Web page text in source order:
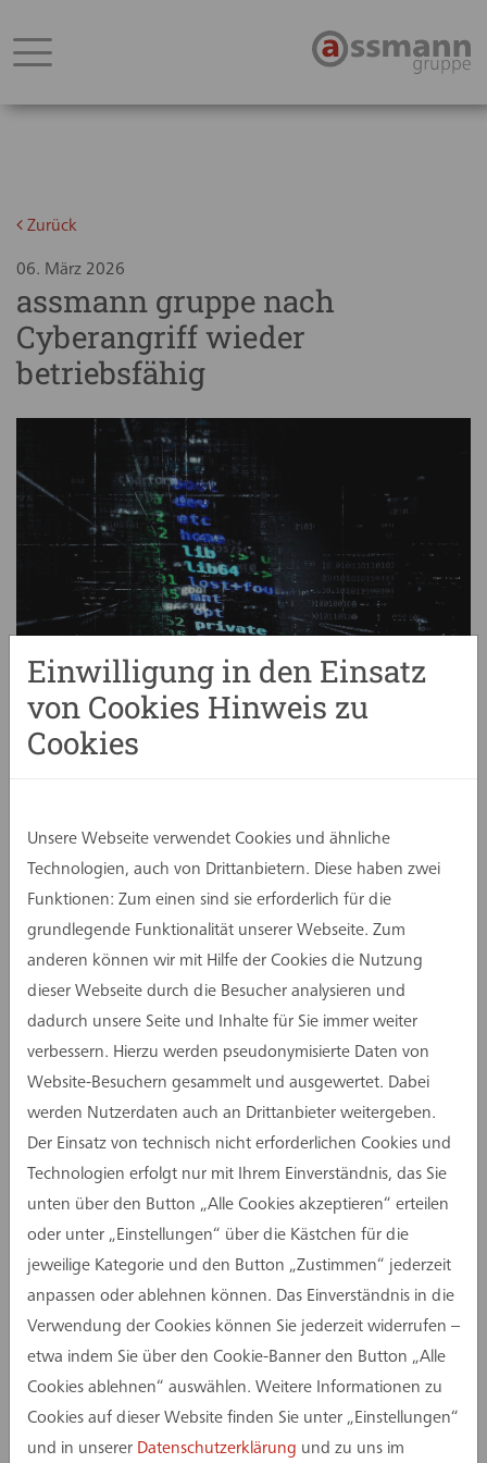
Zurück
06. März 2026
assmann gruppe nach
Cyberangriff wieder
betriebsfähig
eines Cyberangriffs geworden, der zentrale
IT‑Systeme an allen Standorten vorübergehend
lahmlegte. Unmittelbar nach Bekanntwerden des
Vorfalls leiteten wir umfassende
Schutzmaßnahmen ein und kooperierten eng mit
BSI‑zertifizierten Vorfall-Experten.
Vorrang hatte der schnelle Aufbau einer neuen,
abgesicherten Arbeitsumgebung mit einem
mehrstufigen Sicherheitskonzept. Der
E‑Mail‑Verkehr wird seither mit einer speziellen
Software geprüft und gilt daher als sicher.
Seit Beginn dieser Woche sind alle Standorte
wieder vollständig betriebsfähig.
Für das Verständnis in dieser Ausnahmesituation
danken wir unseren Geschäftspartnern. Ebenso
gilt der Dank allen Mitarbeitenden, die mit
Besonderer Dank richtet sich an das IT‑Team, das
Einwilligung in den Einsatz
von Cookies Hinweis zu
Cookies
Unsere Webseite verwendet Cookies und ähnliche
Technologien, auch von Drittanbietern. Diese haben zwei
Funktionen: Zum einen sind sie erforderlich für die
grundlegende Funktionalität unserer Webseite. Zum
anderen können wir mit Hilfe der Cookies die Nutzung
dieser Webseite durch die Besucher analysieren und
dadurch unsere Seite und Inhalte für Sie immer weiter
verbessern. Hierzu werden pseudonymisierte Daten von
Website-Besuchern gesammelt und ausgewertet. Dabei
werden Nutzerdaten auch an Drittanbieter weitergeben.
Der Einsatz von technisch nicht erforderlichen Cookies und
Technologien erfolgt nur mit Ihrem Einverständnis, das Sie
unten über den Button „Alle Cookies akzeptieren“ erteilen
oder unter „Einstellungen“ über die Kästchen für die
jeweilige Kategorie und den Button „Zustimmen“ jederzeit
anpassen oder ablehnen können. Das Einverständnis in die
Verwendung der Cookies können Sie jederzeit widerrufen –
etwa indem Sie über den Cookie-Banner den Button „Alle
Cookies ablehnen“ auswählen. Weitere Informationen zu
Cookies auf dieser Website finden Sie unter „Einstellungen“
und in unserer Datenschutzerklärung und zu uns im